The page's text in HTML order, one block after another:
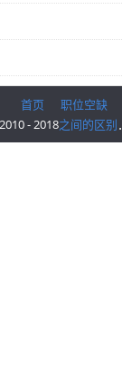
首页
职位空缺
- 2018之间的区别